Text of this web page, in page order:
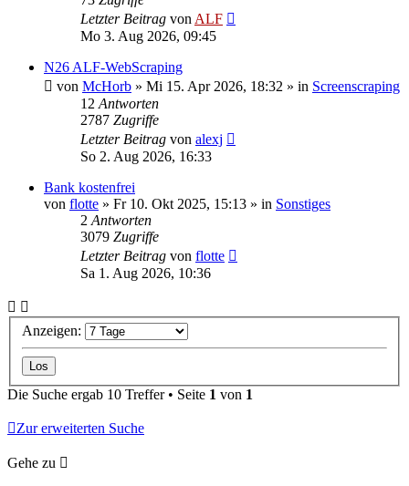
Letzter Beitrag von ALF
Mo 3. Aug 2026, 09:45
N26 ALF-WebScraping
von McHorb » Mi 15. Apr 2026, 18:32 » in Screenscraping
12 Antworten
2787 Zugriffe
Letzter Beitrag von alexj
So 2. Aug 2026, 16:33
Bank kostenfrei
von flotte » Fr 10. Okt 2025, 15:13 » in Sonstiges
2 Antworten
3079 Zugriffe
Letzter Beitrag von flotte
Sa 1. Aug 2026, 10:36
Anzeigen:
Die Suche ergab 10 Treffer • Seite 1 von 1
Zur erweiterten Suche
Gehe zu